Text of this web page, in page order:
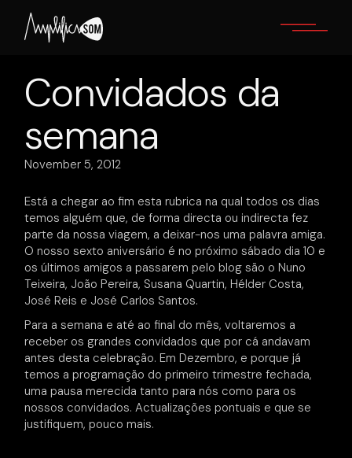
content
Convidados da
semana
November 5, 2012
Está a chegar ao fim esta rubrica na qual todos os dias
temos alguém que, de forma directa ou indirecta fez
parte da nossa viagem, a deixar-nos uma palavra amiga.
O nosso sexto aniversário é no próximo sábado dia 10 e
os últimos amigos a passarem pelo blog são o Nuno
Teixeira, João Pereira, Susana Quartin, Hélder Costa,
José Reis e José Carlos Santos.
Para a semana e até ao final do mês, voltaremos a
receber os grandes convidados que por cá andavam
antes desta celebração. Em Dezembro, e porque já
temos a programação do primeiro trimestre fechada,
uma pausa merecida tanto para nós como para os
nossos convidados. Actualizações pontuais e que se
justifiquem, pouco mais.